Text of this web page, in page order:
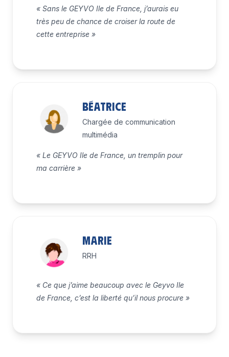
« Sans le GEYVO Ile de France, j’aurais eu
très peu de chance de croiser la route de
cette entreprise »
Béatrice
Chargée de communication
multimédia
« Le GEYVO Ile de France, un tremplin pour
ma carrière »
Marie
RRH
« Ce que j’aime beaucoup avec le Geyvo Ile
de France, c’est la liberté qu’il nous procure »